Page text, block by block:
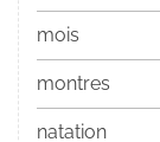
mois
montres
natation